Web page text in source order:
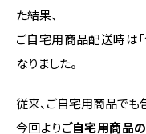
た結果、
ご自宅用商品配送時は
なりました。
従来、ご自宅用商品でも
今回よりご自宅用商品の